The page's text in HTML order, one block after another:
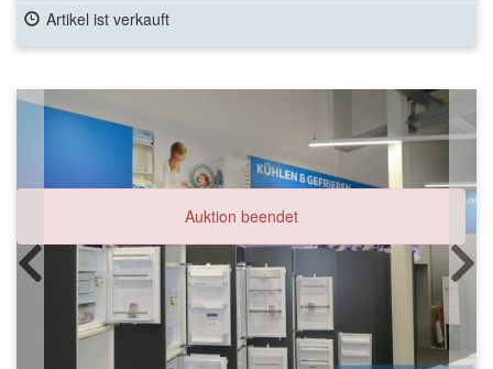
Artikel ist verkauft
Auktion beendet